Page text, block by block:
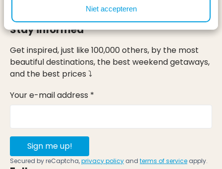
Niet accepteren
Stay informed
Get inspired, just like 100,000 others, by the most
beautiful destinations, the best weekend getaways,
and the best prices ⤵
Your e-mail address *
Sign me up!
Secured by reCaptcha,privacy policy and terms of service apply.